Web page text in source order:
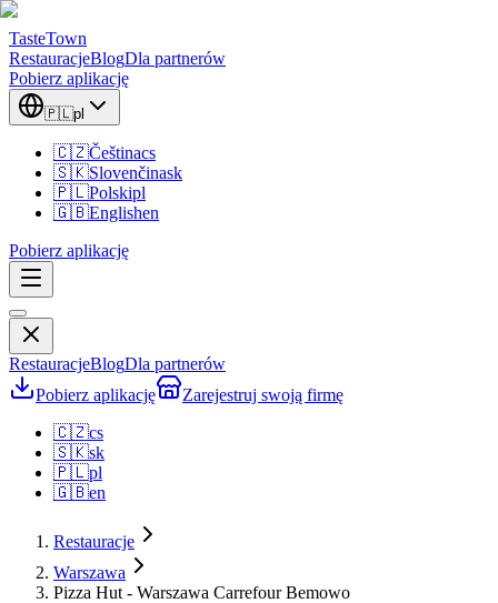
TasteTown
RestauracjeBlogDla partnerów
Pobierz aplikację
🇵🇱pl
🇨🇿Češtinacs
🇸🇰Slovenčinask
🇵🇱Polskipl
🇬🇧Englishen
Pobierz aplikację
RestauracjeBlogDla partnerów
Pobierz aplikację
Zarejestruj swoją firmę
🇨🇿cs
🇸🇰sk
🇵🇱pl
🇬🇧en
Restauracje
Warszawa
Pizza Hut - Warszawa Carrefour Bemowo